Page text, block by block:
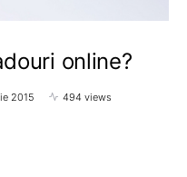
online?
2015
494 views